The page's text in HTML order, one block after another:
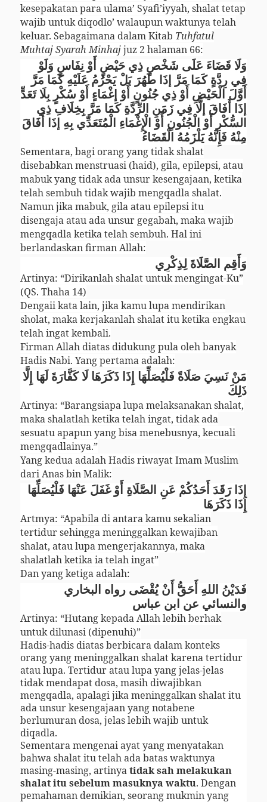
kesepakatan para ulama’ Syafi’iyyah, shalat tetap
wajib untuk diqodlo’ walaupun waktunya telah
keluar. Sebagaimana dalam Kitab Tuhfatul
Muhtaj Syarah Minhajjuz 2 halaman 66:
وَلَا قَضَاءَ عَلَى شَخْصٍ ذِي حَيْضٍ أَوْ نِفَاسٍ وَلَوْ
فِي رِدَّةٍ كَمَا مَرَّ إذَا طَهُرَ بَلْ يَحْرُمُ عَلَيْهِ كَمَا مَرَّ
أَوَّلَ الْحَيْضِ أَوْ ذِي جُنُونٍ أَوْ إغْمَاءٍ أَوْ سُكْرٍ بِلَا تَعَدٍّ
إذَا أَفَاقَ إلَّا فِي زَمَنِ الرِّدَّةِ كَمَا مَرَّ بِخِلَافِ ذِي
السُّكْرِ أَوْ الْجُنُونِ أَوْ الْإِغْمَاءِ الْمُتَعَدِّي بِهِ إذَا أَفَاقَ
مِنْهُ فَإِنَّهُ يَلْزَمُهُ الْقَضَاءُ
Sementara, bagi orang yang tidak shalat
disebabkan menstruasi (haid), gila, epilepsi, atau
mabuk yang tidak ada unsur kesengajaan, ketika
telah sembuh tidak wajib mengqadla shalat.
Namun jika mabuk, gila atau epilepsi itu
disengaja atau ada unsur gegabah, maka wajib
mengqadla ketika telah sembuh. Hal ini
berlandaskan firman Allah:
وَأَقِمِ الصَّلَاةَ لِذِكْرِي
Artinya: “Dirikanlah shalat untuk mengingat-Ku”
(QS. Thaha 14)
Dengaii kata lain, jika kamu lupa mendirikan
sholat, maka kerjakanlah shalat itu ketika engkau
telah ingat kembali.
Firman Allah diatas didukung pula oleh banyak
Hadis Nabi. Yang pertama adalah:
مَنْ نَسِيَ صَلَاةً فَلْيُصَلِّهَا إِذَا ذَكَرَهَا لَا كَفَّارَةَ لَهَا إِلَّا
ذَلِكَ
Artinya: “Barangsiapa lupa melaksanakan shalat,
maka shalatlah ketika telah ingat, tidak ada
sesuatu apapun yang bisa menebusnya, kecuali
mengqadlainya.”
Yang kedua adalah Hadis riwayat Imam Muslim
dari Anas bin Malik:
إِذَا رَقَدَ أَحَدُكُمْ عَنِ الصَّلَاةِ أَوْ غَفَلَ عَنْهَا فَلْيُصَلِّهَا
إِذَا ذَكَرَهَا
Artmya: “Apabila di antara kamu sekalian
tertidur sehingga meninggalkan kewajiban
shalat, atau lupa mengerjakannya, maka
shalatlah ketika ia telah ingat”
Dan yang ketiga adalah:
فَدَيْنُ اللهِ أَحَقُّ أَنْ يُقْضَى رواه البخاري
والنسائي عن ابن عباس
Artinya: “Hutang kepada Allah lebih berhak
untuk dilunasi (dipenuhi)”
Hadis-hadis diatas berbicara dalam konteks
orang yang meninggalkan shalat karena tertidur
atau lupa. Tertidur atau lupa yang jelas-jelas
tidak mendapat dosa, masih diwajibkan
mengqadla, apalagi jika meninggalkan shalat itu
ada unsur kesengajaan yang notabene
berlumuran dosa, jelas lebih wajib untuk
diqadla.
Sementara mengenai ayat yang menyatakan
bahwa shalat itu telah ada batas waktunya
masing-masing, artinyatidak sah melakukan
shalat itu sebelum masuknya waktu. Dengan
pemahaman demikian, seorang mukmin yang